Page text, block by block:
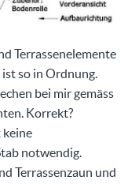
Terrassenelemente
so in Ordnung.
bei mir gemäss
Korrekt?
keine
notwendig.
Terrassenzaun und